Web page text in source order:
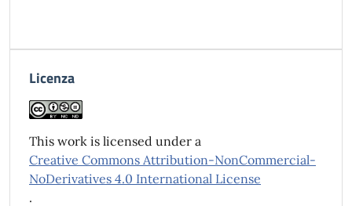
Licenza
This work is licensed under a
Creative Commons Attribution-NonCommercial-
NoDerivatives 4.0 International License
.